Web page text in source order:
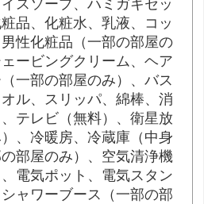
スソープ、ハミガキセッ
品、化粧水、乳液、コッ
性化粧品（一部の部屋の
ービングクリーム、ヘア
一部の部屋のみ）、バス
ル、スリッパ、綿棒、消
テレビ（無料）、衛星放
、冷暖房、冷蔵庫（中身
部屋のみ）、空気清浄機
、電気ポット、電気スタン
ャワーブース（一部の部